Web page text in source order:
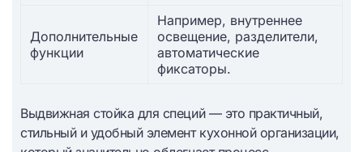
Дополнительные
функции
Например, внутреннее
освещение, разделители,
автоматические
фиксаторы.
Выдвижная стойка для специй — это практичный,
стильный и удобный элемент кухонной организации,